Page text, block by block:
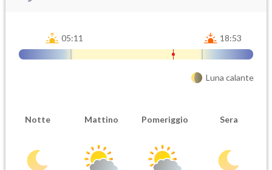
05:11 18:53
Luna calante
Notte Mattino Pomeriggio Sera